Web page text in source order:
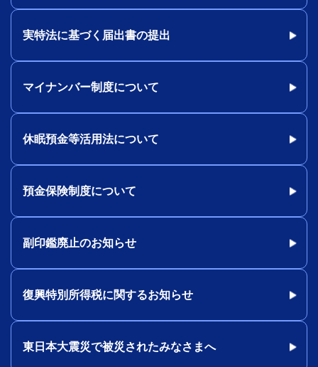
実特法に基づく届出書の提出
マイナンバー制度について
休眠預金等活用法について
預金保険制度について
副印鑑廃止のお知らせ
復興特別所得税に関するお知らせ
東日本大震災で被災されたみなさまへ